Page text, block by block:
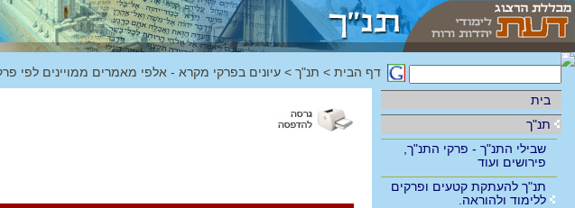
בית
תנ"ך
שבילי התנ"ך - פרקי התנ"ך,
פירושים ועוד
תנ"ך להעתקת קטעים ופרקים
ללימוד ולהוראה.
דף הבית > תנ"ך > עיונים בפרקי מקרא - אלפי מאמרים ממויינים לפי